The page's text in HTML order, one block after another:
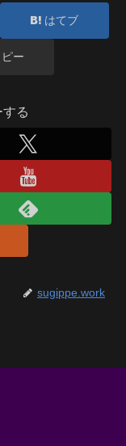
はてブ
ピー
る
sugippe.work